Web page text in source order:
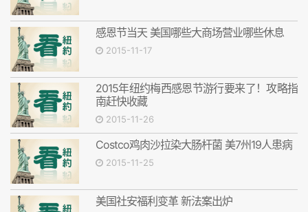
感恩节当天 美国哪些大商场营业哪些休息
2015-11-17
2015年纽约梅西感恩节游行要来了！攻略指
南赶快收藏
2015-11-26
Costco鸡肉沙拉染大肠杆菌 美7州19人患病
2015-11-25
美国社安福利变革 新法案出炉